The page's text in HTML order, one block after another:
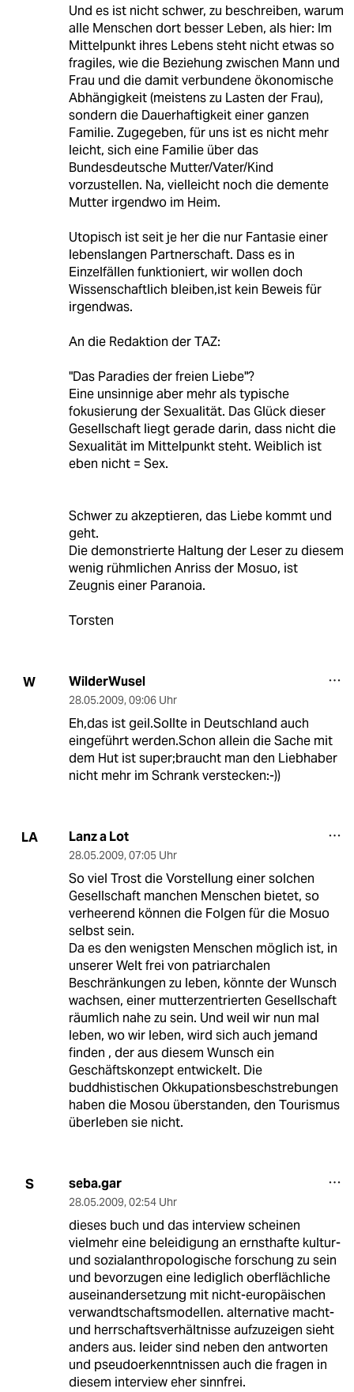
Und es ist nicht schwer, zu beschreiben, warum
alle Menschen dort besser Leben, als hier: Im
Mittelpunkt ihres Lebens steht nicht etwas so
fragiles, wie die Beziehung zwischen Mann und
Frau und die damit verbundene ökonomische
Abhängigkeit (meistens zu Lasten der Frau),
sondern die Dauerhaftigkeit einer ganzen
Familie. Zugegeben, für uns ist es nicht mehr
leicht, sich eine Familie über das
Bundesdeutsche Mutter/Vater/Kind
vorzustellen. Na, vielleicht noch die demente
Mutter irgendwo im Heim.
Utopisch ist seit je her die nur Fantasie einer
lebenslangen Partnerschaft. Dass es in
Einzelfällen funktioniert, wir wollen doch
Wissenschaftlich bleiben,ist kein Beweis für
irgendwas.
An die Redaktion der TAZ:
"Das Paradies der freien Liebe"?
Eine unsinnige aber mehr als typische
fokusierung der Sexualität. Das Glück dieser
Gesellschaft liegt gerade darin, dass nicht die
Sexualität im Mittelpunkt steht. Weiblich ist
eben nicht = Sex.
Schwer zu akzeptieren, das Liebe kommt und
geht.
Die demonstrierte Haltung der Leser zu diesem
wenig rühmlichen Anriss der Mosuo, ist
Zeugnis einer Paranoia.
Torsten
W WilderWusel
28.05.2009, 09:06 Uhr
Eh,das ist geil.Sollte in Deutschland auch
eingeführt werden.Schon allein die Sache mit
dem Hut ist super;braucht man den Liebhaber
nicht mehr im Schrank verstecken:-))
LA Lanz a Lot
28.05.2009, 07:05 Uhr
So viel Trost die Vorstellung einer solchen
Gesellschaft manchen Menschen bietet, so
verheerend können die Folgen für die Mosuo
selbst sein.
Da es den wenigsten Menschen möglich ist, in
unserer Welt frei von patriarchalen
Beschränkungen zu leben, könnte der Wunsch
wachsen, einer mutterzentrierten Gesellschaft
räumlich nahe zu sein. Und weil wir nun mal
leben, wo wir leben, wird sich auch jemand
finden , der aus diesem Wunsch ein
Geschäftskonzept entwickelt. Die
buddhistischen Okkupationsbeschstrebungen
haben die Mosou überstanden, den Tourismus
überleben sie nicht.
S seba.gar
28.05.2009, 02:54 Uhr
dieses buch und das interview scheinen
vielmehr eine beleidigung an ernsthafte kultur-
und sozialanthropologische forschung zu sein
und bevorzugen eine lediglich oberflächliche
auseinandersetzung mit nicht-europäischen
verwandtschaftsmodellen. alternative macht-
und herrschaftsverhältnisse aufzuzeigen sieht
anders aus. leider sind neben den antworten
und pseudoerkenntnissen auch die fragen in
diesem interview eher sinnfrei.